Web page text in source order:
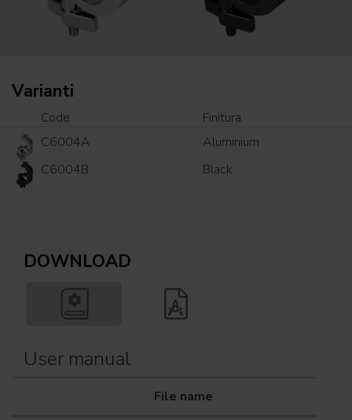
Varianti
Code
Finitura
C6004A
Aluminium
C6004B
Black
DOWNLOAD
User manual
File name